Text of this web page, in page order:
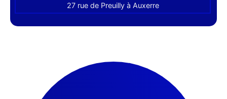
27 rue de Preuilly à Auxerre